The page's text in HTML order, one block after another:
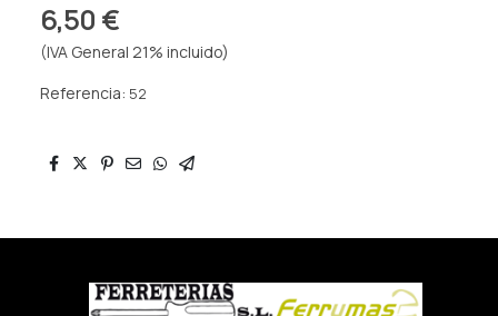
6,50 €
(IVA General 21% incluido)
Referencia: 52